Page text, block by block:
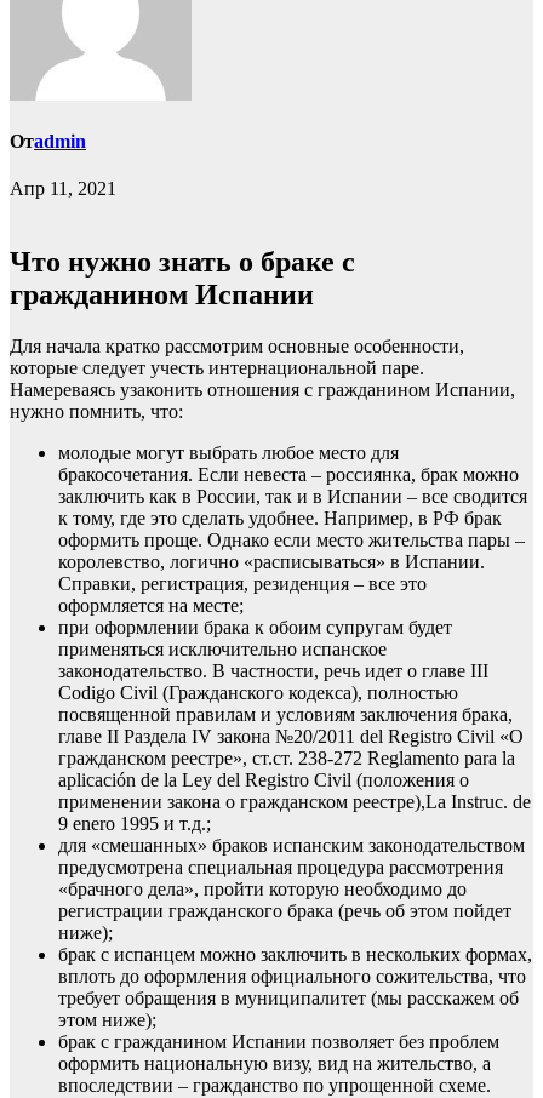
Отadmin
Апр 11, 2021
Что нужно знать о браке с
гражданином Испании
Для начала кратко рассмотрим основные особенности,
которые следует учесть интернациональной паре.
Намереваясь узаконить отношения с гражданином Испании,
нужно помнить, что:
молодые могут выбрать любое место для
бракосочетания. Если невеста – россиянка, брак можно
заключить как в России, так и в Испании – все сводится
к тому, где это сделать удобнее. Например, в РФ брак
оформить проще. Однако если место жительства пары –
королевство, логично «расписываться» в Испании.
Справки, регистрация, резиденция – все это
оформляется на месте;
при оформлении брака к обоим супругам будет
применяться исключительно испанское
законодательство. В частности, речь идет о главе III
Codigo Civil (Гражданского кодекса), полностью
посвященной правилам и условиям заключения брака,
главе II Раздела IV закона №20/2011 del Registro Civil «О
гражданском реестре», ст.ст. 238-272 Reglamento para la
aplicación de la Ley del Registro Civil (положения о
применении закона о гражданском реестре),La Instruc. de
9 enero 1995 и т.д.;
для «смешанных» браков испанским законодательством
предусмотрена специальная процедура рассмотрения
«брачного дела», пройти которую необходимо до
регистрации гражданского брака (речь об этом пойдет
ниже);
брак с испанцем можно заключить в нескольких формах,
вплоть до оформления официального сожительства, что
требует обращения в муниципалитет (мы расскажем об
этом ниже);
брак с гражданином Испании позволяет без проблем
оформить национальную визу, вид на жительство, а
впоследствии – гражданство по упрощенной схеме.